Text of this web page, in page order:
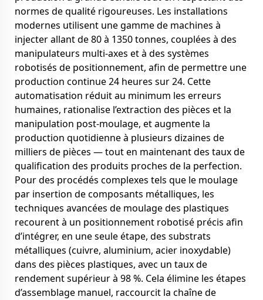
normes de qualité rigoureuses. Les installations
modernes utilisent une gamme de machines à
injecter allant de 80 à 1350 tonnes, couplées à des
manipulateurs multi-axes et à des systèmes
robotisés de positionnement, afin de permettre une
production continue 24 heures sur 24. Cette
automatisation réduit au minimum les erreurs
humaines, rationalise l’extraction des pièces et la
manipulation post-moulage, et augmente la
production quotidienne à plusieurs dizaines de
milliers de pièces — tout en maintenant des taux de
qualification des produits proches de la perfection.
Pour des procédés complexes tels que le moulage
par insertion de composants métalliques, les
techniques avancées de moulage des plastiques
recourent à un positionnement robotisé précis afin
d’intégrer, en une seule étape, des substrats
métalliques (cuivre, aluminium, acier inoxydable)
dans des pièces plastiques, avec un taux de
rendement supérieur à 98 %. Cela élimine les étapes
d’assemblage manuel, raccourcit la chaîne de